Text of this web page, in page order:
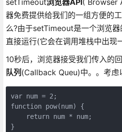
器免费提供给我们的一组方便的
么?由于setTimeout是一个浏览
直接运行(它会在调用堆栈中出现
10秒后，浏览器接受我们传入的
队列 (Callback Queu)中。。考虑
var num = 2;
function pow(num) {
    return num * num;
}